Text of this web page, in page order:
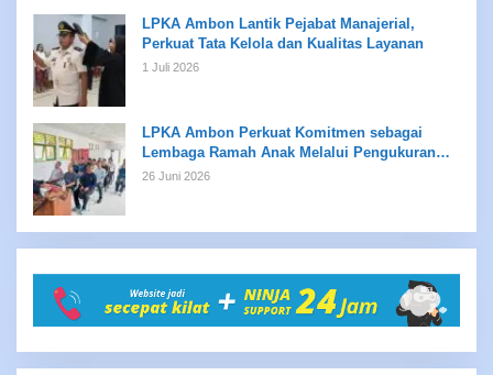
LPKA Ambon Lantik Pejabat Manajerial,
Perkuat Tata Kelola dan Kualitas Layanan
1 Juli 2026
LPKA Ambon Perkuat Komitmen sebagai
Lembaga Ramah Anak Melalui Pengukuran
Standar LPKRA
26 Juni 2026